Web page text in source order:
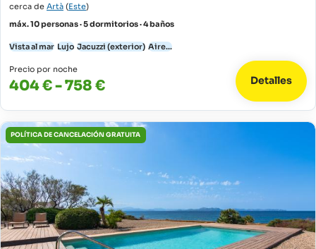
cerca de Artà (Este)
máx. 10 personas · 5 dormitorios · 4 baños
Vista al mar Lujo Jacuzzi (exterior) Aire...
Precio por noche
404 € - 758 € Detalles
POLÍTICA DE CANCELACIÓN GRATUITA